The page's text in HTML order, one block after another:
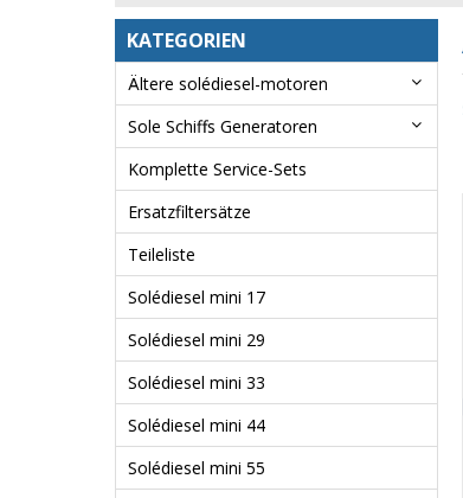
KATEGORIEN
Ältere solédiesel-motoren
Sole Schiffs Generatoren
Komplette Service-Sets
Ersatzfiltersätze
Teileliste
Solédiesel mini 17
Solédiesel mini 29
Solédiesel mini 33
Solédiesel mini 44
Solédiesel mini 55